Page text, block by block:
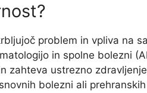
problem in vpliva na
in spolne bolezni
zahteva ustrezno
bolezni ali